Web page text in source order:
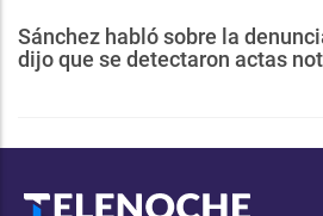
Sánchez habló sobre la
dijo que se detectaron actas